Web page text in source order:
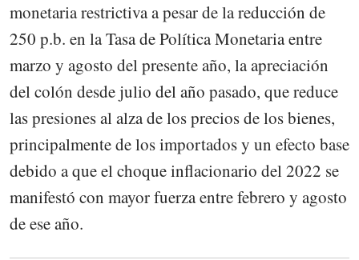
monetaria restrictiva a pesar de la reducción de
250 p.b. en la Tasa de Política Monetaria entre
marzo y agosto del presente año, la apreciación
del colón desde julio del año pasado, que reduce
las presiones al alza de los precios de los bienes,
principalmente de los importados y un efecto base
debido a que el choque inflacionario del 2022 se
manifestó con mayor fuerza entre febrero y agosto
de ese año.